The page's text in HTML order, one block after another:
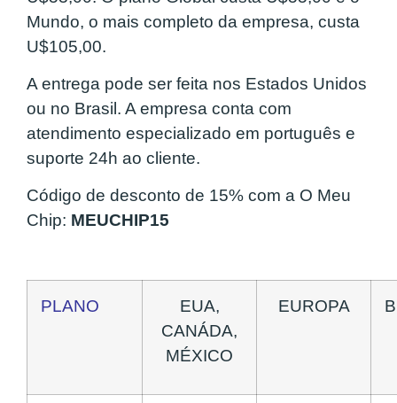
Mundo, o mais completo da empresa, custa
U$105,00.
A entrega pode ser feita nos Estados Unidos
ou no Brasil. A empresa conta com
atendimento especializado em português e
suporte 24h ao cliente.
Código de desconto de 15% com a O Meu
Chip: MEUCHIP15
PLANO
EUA,
CANÁDA,
MÉXICO
EUROPA